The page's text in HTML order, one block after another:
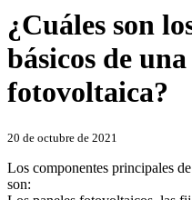
¿Cuáles son
básicos de
fotovoltaica?
Categories
20 de octubre de 2021
Los componentes principales
son: